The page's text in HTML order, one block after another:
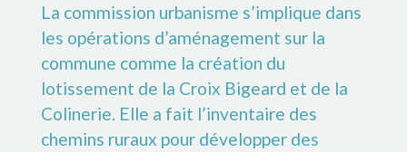
La commission urbanisme s’implique dans
les opérations d’aménagement sur la
commune comme la création du
lotissement de la Croix Bigeard et de la
Colinerie. Elle a fait l’inventaire des
chemins ruraux pour développer des